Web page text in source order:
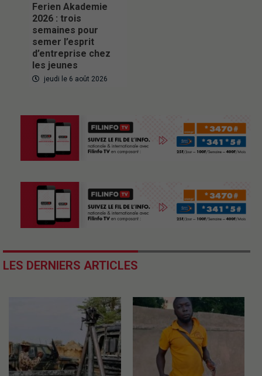
Ferien Akademie
2026 : trois
semaines pour
semer l’esprit
d’entreprise chez
les jeunes
jeudi le 6 août 2026
LES DERNIERS ARTICLES